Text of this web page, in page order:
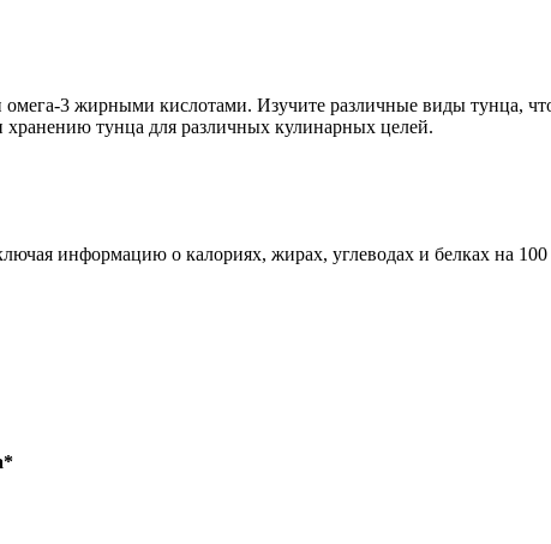
3 жирными кислотами. Изучите различные виды тунца,
тунца для различных кулинарных целей.
информацию о калориях, жирах, углеводах и белках на
*